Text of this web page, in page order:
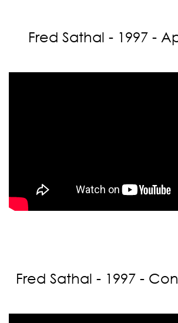
Fred Sathal - 1997 -
Fred Sathal - 1997 -